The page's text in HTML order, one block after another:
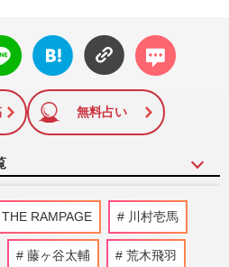
はてな
ブック
に追加
コメン
ト
無料占い
』メンバー全員が“パンダ
すぎる『anan』表紙が売り切れ
リで出品」転売に発…
THE RAMPAGE 川村壱馬
藤ヶ谷太輔 荒木飛羽